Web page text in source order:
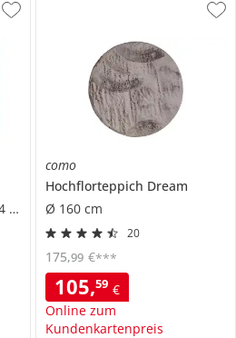
BL 90|160 cm, Florhöhe 1,4 cm
como
Hochflorteppich Dream
Ø 160 cm
20
105,59 €
Online zum
Kundenkartenpreis
175,99 €***